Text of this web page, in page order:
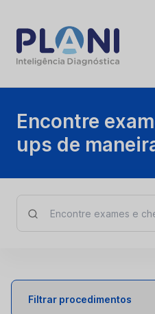
Encontre
ups de
Filtrar procedimentos